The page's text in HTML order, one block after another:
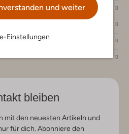
und weiter
Einstellungen
bleiben
mit den neuesten Artikeln und
für dich. Abonniere den